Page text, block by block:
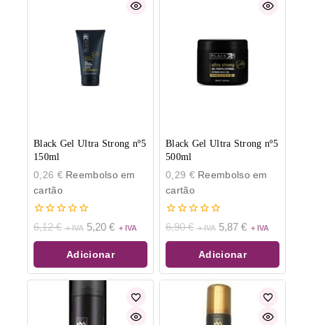
Black Gel Ultra Strong nº5
150ml
0,26 €Reembolso em
cartão
0
de
5
6,12€ 5,20 €
Adicionar
Black Gel Ultra Strong nº5
500ml
0,29 €Reembolso em
cartão
0
de
5
6,90€ 5,87 €
Adicionar